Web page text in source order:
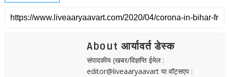
About आर्यावर्त डेस्क
संपादकीय (खबर/विज्ञप्ति ईमेल :
editor@liveaaryaavart या वॉट्सएप :